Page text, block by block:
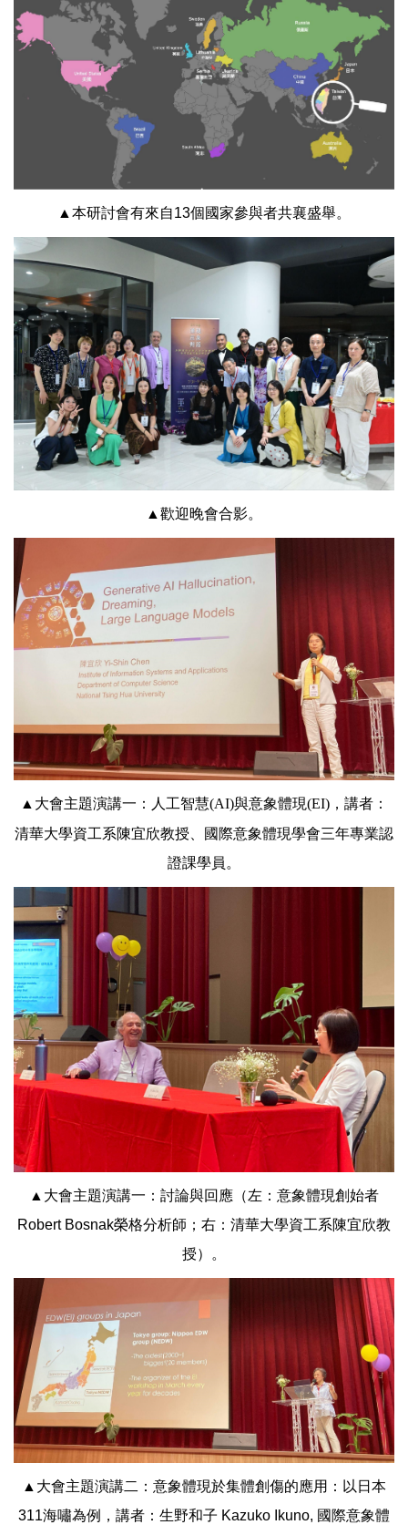
▲本研討會有來自13個國家參與者共襄盛舉。
▲歡迎晚會合影。
▲ 大會主題演講一：人工智慧(AI)與意象體現(EI)， 講者：
清華大學資工系陳宜欣教授、國際意象體現學會三年專業認
證課學員。
▲大會主題演講一：討論與回應（左：意象體現創始者
Robert Bosnak榮格分析師；右：清華大學資工系陳宜欣教
授）。
▲大會主題演講二：意象體現於集體創傷的應用：以日本
311海嘯為例，講者：生野和子 Kazuko Ikuno, 國際意象體